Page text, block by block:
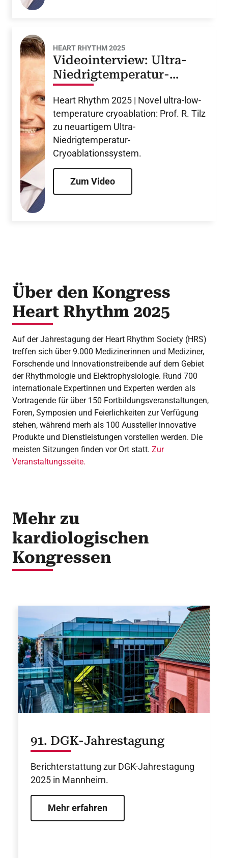
HEART RHYTHM 2025
Videointerview: Ultra-
Niedrigtemperatur-
Cryoablation
Heart Rhythm 2025 | Novel ultra-low-
temperature cryoablation: Prof. R. Tilz
zu neuartigem Ultra-
Niedrigtemperatur-
Cryoablationssystem.
Zum Video
Über den Kongress
Heart Rhythm 2025
Auf der Jahrestagung der Heart Rhythm Society (HRS)
treffen sich über 9.000 Medizinerinnen und Mediziner,
Forschende und Innovationstreibende auf dem Gebiet
der Rhythmologie und Elektrophysiologie. Rund 700
internationale Expertinnen und Experten werden als
Vortragende für über 150 Fortbildungsveranstaltungen,
Foren, Symposien und Feierlichkeiten zur Verfügung
stehen, während merh als 100 Aussteller innovative
Produkte und Dienstleistungen vorstellen werden. Die
meisten Sitzungen finden vor Ort statt. Zur
Veranstaltungsseite.
Mehr zu
kardiologischen
Kongressen
91. DGK-Jahrestagung
Berichterstattung zur DGK-Jahrestagung
2025 in Mannheim.
Mehr erfahren